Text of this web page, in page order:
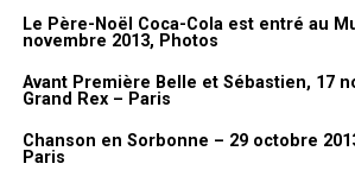
Le Père-Noël Coca-Cola est entré au
novembre 2013, Photos
Avant Première Belle et Sébastien, 17
Grand Rex – Paris
Chanson en Sorbonne – 29 octobre
Paris